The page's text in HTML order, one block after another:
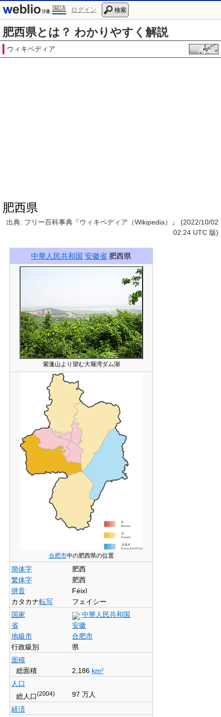
国語 ログイン 検索
肥西県とは？ わかりやすく解説
ウィキペディア
肥西県
出典: フリー百科事典『ウィキペディア（Wikipedia）』 (2022/10/02
02:24 UTC 版)
中華人民共和国 安徽省 肥西県
紫蓬山より望む大堰湾ダム湖
合肥市中の肥西県の位置
簡体字
肥西
繁体字
肥西
拼音
Féixī
カタカナ転写
フェイシー
国家
中華人民共和国
省
安徽
地級市
合肥市
行政級別
県
面積
総面積
2,186 km²
人口
総人口(2004)
97 万人
経済